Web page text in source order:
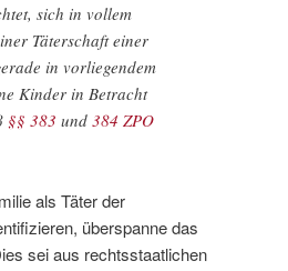
sich in vollem
Täterschaft einer
in vorliegendem
Kinder in Betracht
§§ 383 und 384 ZPO
als Täter der
überspanne das
sei aus rechtsstaatlichen